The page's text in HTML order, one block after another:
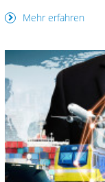
Mehr erfahren